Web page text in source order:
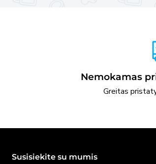
Nemokamas
Greitas
Susisiekite su mumis